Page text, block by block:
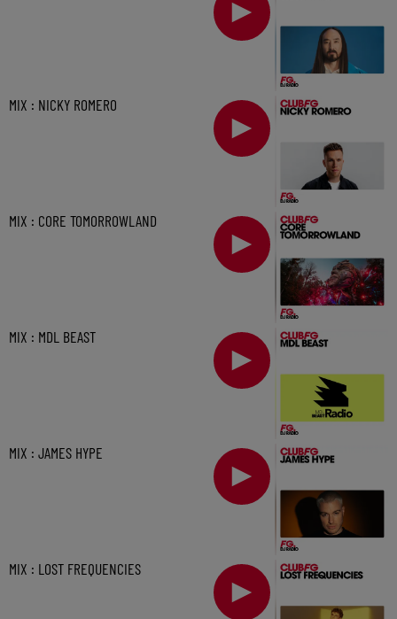
MIX : NICKY ROMERO
MIX : CORE TOMORROWLAND
MIX : MDL BEAST
MIX : JAMES HYPE
MIX : LOST FREQUENCIES